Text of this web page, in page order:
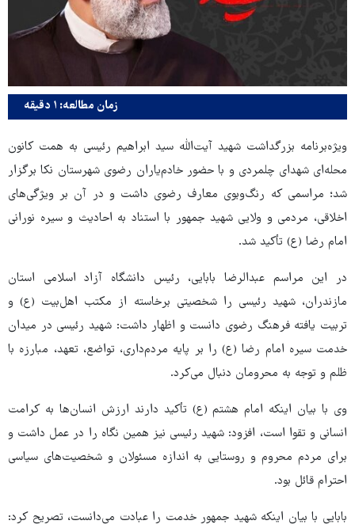
زمان مطالعه: ۱ دقیقه
ویژه‌برنامه بزرگداشت شهید آیت‌الله سید ابراهیم رئیسی به همت کانون
محله‌ای شهدای چلمردی و با حضور خادم‌یاران رضوی شهرستان نکا برگزار
شد؛ مراسمی که رنگ‌وبوی معارف رضوی داشت و در آن بر ویژگی‌های
اخلاقی، مردمی و ولایی شهید جمهور با استناد به احادیث و سیره نورانی
امام رضا (ع) تأکید شد.
در این مراسم عبدالرضا بابایی، رئیس دانشگاه آزاد اسلامی استان
مازندران، شهید رئیسی را شخصیتی برخاسته از مکتب اهل‌بیت (ع) و
تربیت‌ یافته فرهنگ رضوی دانست و اظهار داشت: شهید رئیسی در میدان
خدمت سیره امام رضا (ع) را بر پایه مردم‌داری، تواضع، تعهد، مبارزه با
ظلم و توجه به محرومان دنبال می‌کرد.
وی با بیان اینکه امام هشتم (ع) تأکید دارند ارزش انسان‌ها به کرامت
انسانی و تقوا است، افزود: شهید رئیسی نیز همین نگاه را در عمل داشت و
برای مردم محروم و روستایی به اندازه مسئولان و شخصیت‌های سیاسی
احترام قائل بود.
بابایی با بیان اینکه شهید جمهور خدمت را عبادت می‌دانست، تصریح کرد: